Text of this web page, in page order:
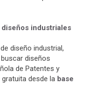
industriales
diseño industrial,
diseños
de Patentes y
desde la base